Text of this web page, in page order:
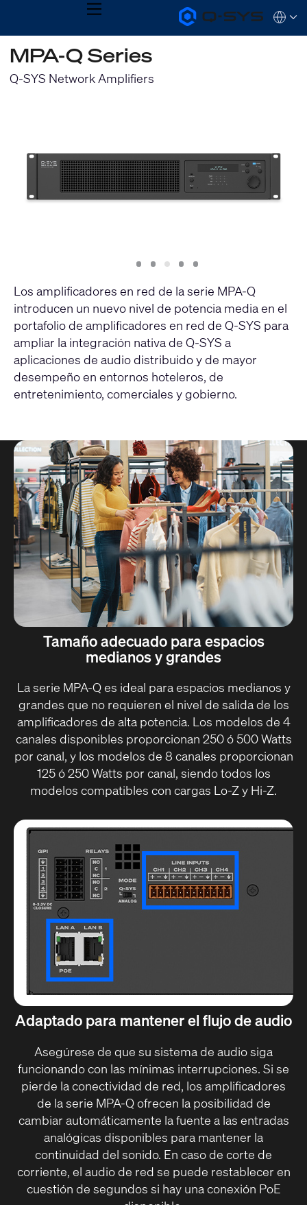
Q-
SYS
MENU
QSYS.com (English)
India (English)
Deutsch
Español
MPA-Q Series
Q-SYS Network Amplifiers
Slide
1 Slide
2 Slide
3 Slide
4 Slide
5
Los amplificadores en red de la serie MPA-Q
introducen un nuevo nivel de potencia media en el
portafolio de amplificadores en red de Q-SYS para
ampliar la integración nativa de Q-SYS a
aplicaciones de audio distribuido y de mayor
desempeño en entornos hoteleros, de
entretenimiento, comerciales y gobierno.
Tamaño adecuado para espacios
medianos y grandes
La serie MPA-Q es ideal para espacios medianos y
grandes que no requieren el nivel de salida de los
amplificadores de alta potencia. Los modelos de 4
canales disponibles proporcionan 250 ó 500 Watts
por canal, y los modelos de 8 canales proporcionan
125 ó 250 Watts por canal, siendo todos los
modelos compatibles con cargas Lo-Z y Hi-Z.
Adaptado para mantener el flujo de audio
Asegúrese de que su sistema de audio siga
funcionando con las mínimas interrupciones. Si se
pierde la conectividad de red, los amplificadores
de la serie MPA-Q ofrecen la posibilidad de
cambiar automáticamente la fuente a las entradas
analógicas disponibles para mantener la
continuidad del sonido. En caso de corte de
corriente, el audio de red se puede restablecer en
cuestión de segundos si hay una conexión PoE